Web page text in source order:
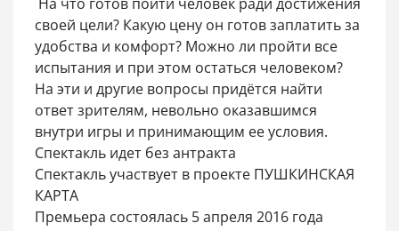
своей цели? Какую цену он готов заплатить за
удобства и комфорт? Можно ли пройти все
испытания и при этом остаться человеком?
На эти и другие вопросы придётся найти
ответ зрителям, невольно оказавшимся
внутри игры и принимающим ее условия.
Спектакль идет без антракта
Спектакль участвует в проекте ПУШКИНСКАЯ
КАРТА
Премьера состоялась 5 апреля 2016 года